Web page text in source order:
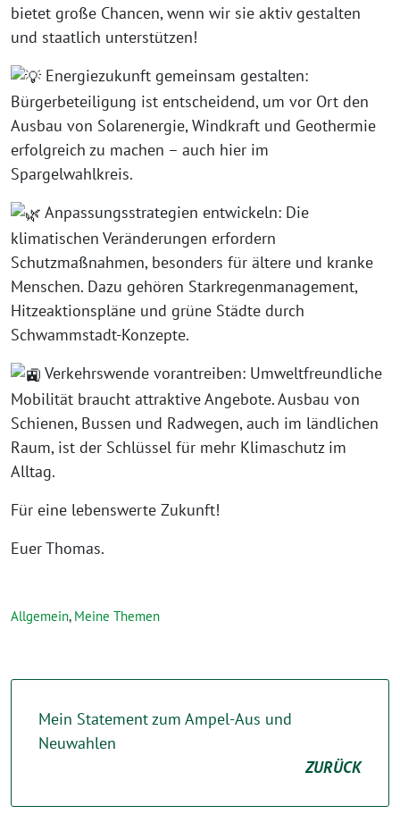
bietet große Chancen, wenn wir sie aktiv gestalten
und staatlich unterstützen!
Energiezukunft gemeinsam gestalten:
Bürgerbeteiligung ist entscheidend, um vor Ort den
Ausbau von Solarenergie, Windkraft und Geothermie
erfolgreich zu machen – auch hier im
Spargelwahlkreis.
Anpassungsstrategien entwickeln: Die
klimatischen Veränderungen erfordern
Schutzmaßnahmen, besonders für ältere und kranke
Menschen. Dazu gehören Starkregenmanagement,
Hitzeaktionspläne und grüne Städte durch
Schwammstadt-Konzepte.
Verkehrswende vorantreiben: Umweltfreundliche
Mobilität braucht attraktive Angebote. Ausbau von
Schienen, Bussen und Radwegen, auch im ländlichen
Raum, ist der Schlüssel für mehr Klimaschutz im
Alltag.
Für eine lebenswerte Zukunft!
Euer Thomas.
Allgemein, Meine Themen
Mein Statement zum Ampel-Aus und
Neuwahlen
ZURÜCK